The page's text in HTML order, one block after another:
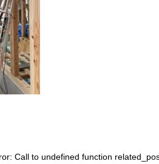
Call to undefined function